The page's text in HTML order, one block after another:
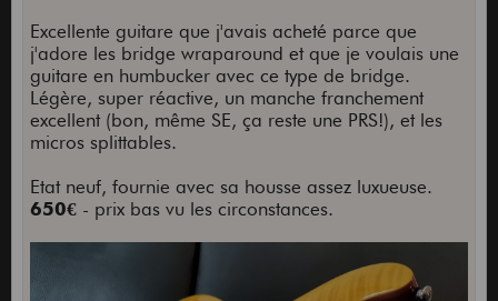
Excellente guitare que j'avais acheté parce que
j'adore les bridge wraparound et que je voulais une
guitare en humbucker avec ce type de bridge.
Légère, super réactive, un manche franchement
excellent (bon, même SE, ça reste une PRS!), et les
micros splittables.
Etat neuf, fournie avec sa housse assez luxueuse.
650€- prix bas vu les circonstances.